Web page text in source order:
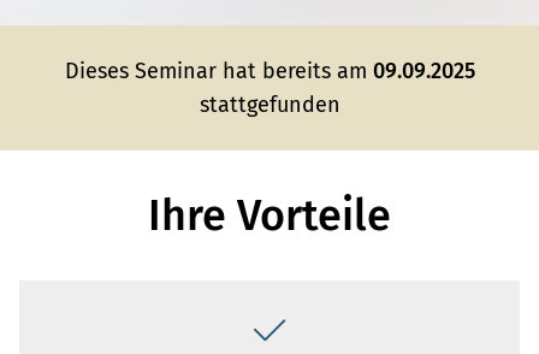
Dieses Seminar hat bereits am 09.09.2025
stattgefunden
Ihre Vorteile